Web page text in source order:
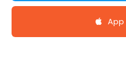
App